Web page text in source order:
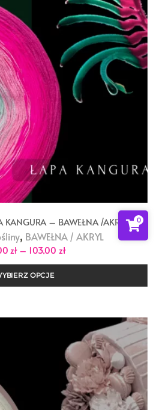
KANGURA – BAWEŁNA /AKRYL
, BAWEŁNA / AKRYL
zł – 103,00 złZakres
od
do
OPCJE
0